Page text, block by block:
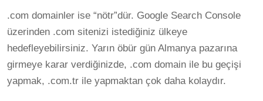
.com domainler ise “nötr”dür. Google Search Console
üzerinden .com sitenizi istediğiniz ülkeye
hedefleyebilirsiniz. Yarın öbür gün Almanya pazarına
girmeye karar verdiğinizde, .com domain ile bu geçişi
yapmak, .com.tr ile yapmaktan çok daha kolaydır.